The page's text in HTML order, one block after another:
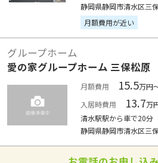
静岡県静岡市清水区三
月額費用が近い
グループホーム
愛の家グループホーム 三保松原
月額費用 15.5万円
入居時費用
13.7万
清水駅駅から車で20分
静岡県静岡市清水区三